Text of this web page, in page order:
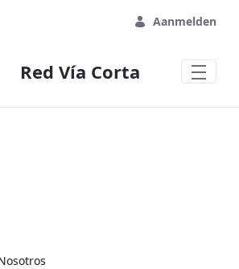
Aanmelden
Red Vía Corta